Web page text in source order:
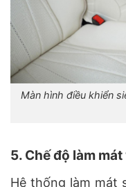
Màn hình điều khiển
5. Chế độ làm
Hệ thống làm mát